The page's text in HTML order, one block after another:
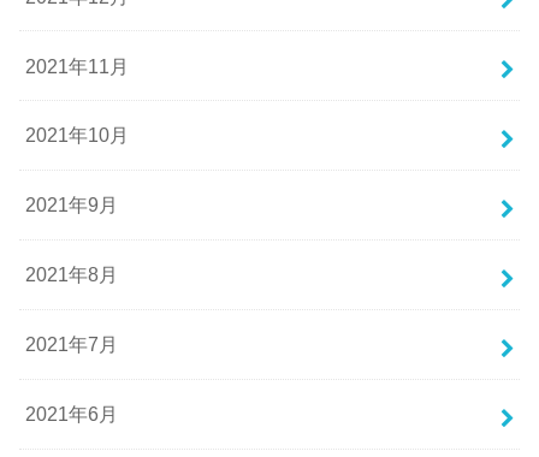
2021年11月
2021年10月
2021年9月
2021年8月
2021年7月
2021年6月